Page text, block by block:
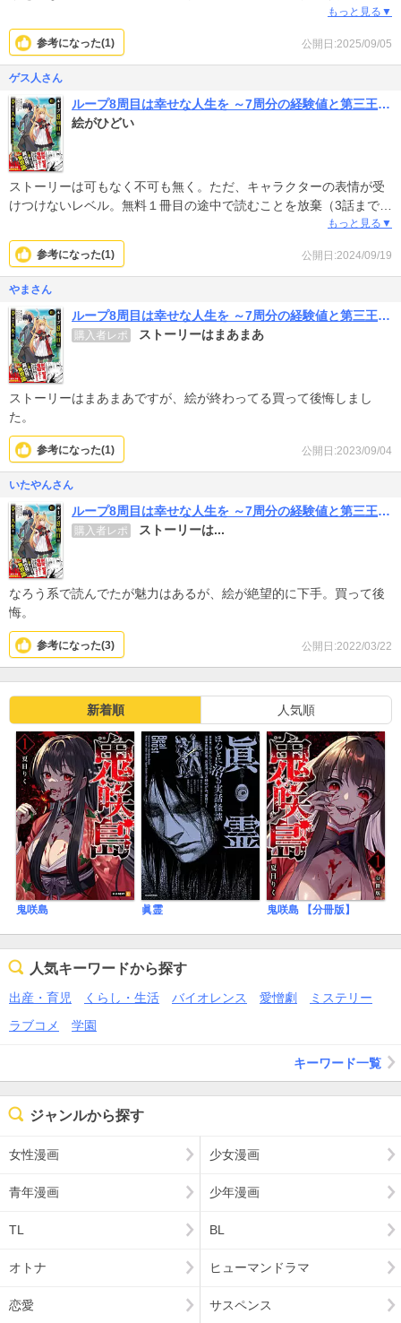
い、作画のせいで作品のストーリーも浅く見える。その為、1話で見
るのを辞めた。
もっと見る▼
公開日:2025/09/05
参考になった(1)
ゲス人さん
ループ8周目は幸せな人生を ～7周分の経験値と第三王女の『鑑定』で覚醒した俺は、相棒のベヒーモスとともに無双する～（コミック）
絵がひどい
ストーリーは可もなく不可も無く。ただ、キャラクターの表情が受
けつけないレベル。無料１冊目の途中で読むことを放棄（3話までは
もっと見る▼
公開日:2024/09/19
参考になった(1)
やまさん
ループ8周目は幸せな人生を ～7周分の経験値と第三王女の『鑑定』で覚醒した俺は、相棒のベヒーモスとともに無双する～（コミック）
購入者レポ ストーリーはまあまあ
ストーリーはまあまあですが、絵が終わってる買って後悔しまし
た。
公開日:2023/09/04
参考になった(1)
いたやんさん
ループ8周目は幸せな人生を ～7周分の経験値と第三王女の『鑑定』で覚醒した俺は、相棒のベヒーモスとともに無双する～（コミック）
購入者レポ ストーリーは...
なろう系で読んでたが魅力はあるが、絵が絶望的に下手。買って後
悔。
公開日:2022/03/22
参考になった(3)
新着順 人気順
鬼咲島 眞霊 鬼咲島 【分冊版】
人気キーワードから探す
出産・育児 くらし・生活 バイオレンス 愛憎劇
ミステリー
ラブコメ
学園
キーワード一覧
ジャンルから探す
女性漫画 少女漫画
青年漫画 少年漫画
TL BL
オトナ ヒューマンドラマ
恋愛 サスペンス